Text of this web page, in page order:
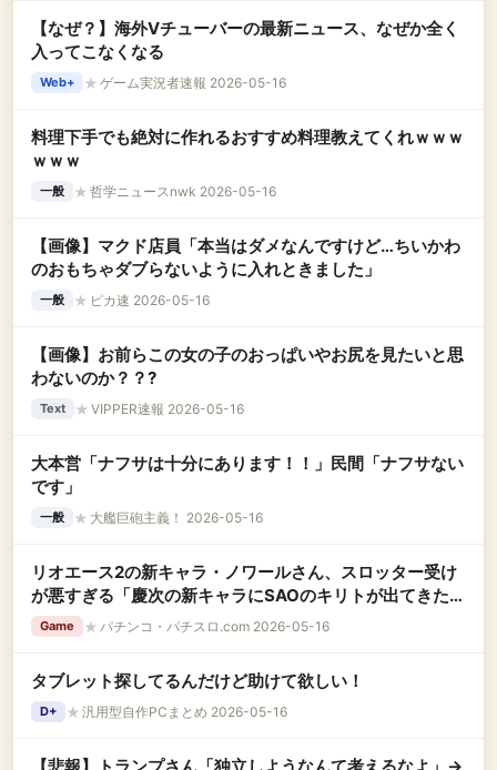
【なぜ？】海外Vチューバーの最新ニュース、なぜか全く
入ってこなくなる
Web+ ★ ゲーム実況者速報 2026-05-16
料理下手でも絶対に作れるおすすめ料理教えてくれｗｗｗ
ｗｗｗ
一般 ★ 哲学ニュースnwk 2026-05-16
【画像】マクド店員「本当はダメなんですけど…ちいかわ
のおもちゃダブらないように入れときました」
一般 ★ ピカ速 2026-05-16
【画像】お前らこの女の子のおっぱいやお尻を見たいと思
わないのか？？?
Text ★ VIPPER速報 2026-05-16
大本営「ナフサは十分にあります！！」民間「ナフサない
です」
一般 ★ 大艦巨砲主義！ 2026-05-16
リオエース2の新キャラ・ノワールさん、スロッター受け
が悪すぎる「慶次の新キャラにSAOのキリトが出てきたく
らいのミスマッチ感」「こういう生意気なメスガキは貧乳
にしろ」
Game ★ パチンコ・パチスロ.com 2026-05-16
タブレット探してるんだけど助けて欲しい！
D+ ★ 汎用型自作PCまとめ 2026-05-16